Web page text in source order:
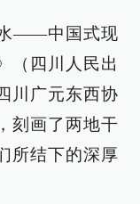
——中国式现
（四川人民出
川广元东西协
刻画了两地干
所结下的深厚